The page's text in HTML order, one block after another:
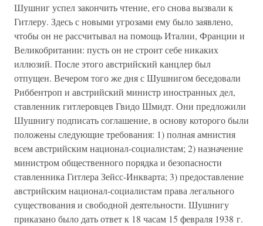
Шушниг успел закончить чтение, его снова вызвали к
Гитлеру. Здесь с новыми угрозами ему было заявлено,
чтобы он не рассчитывал на помощь Италии, Франции и
Великобритании: пусть он не строит себе никаких
иллюзий. После этого австрийский канцлер был
отпущен. Вечером того же дня с Шушнигом беседовали
Риббентроп и австрийский министр иностранных дел,
ставленник гитлеровцев Гвидо Шмидт. Они предложили
Шушнигу подписать соглашение, в основу которого были
положены следующие требования: 1) полная амнистия
всем австрийским национал-социалистам; 2) назначение
министром общественного порядка и безопасности
ставленника Гитлера Зейсс-Инкварта; 3) предоставление
австрийским национал-социалистам права легального
существования и свободной деятельности. Шушнигу
приказано было дать ответ к 18 часам 15 февраля 1938 г.